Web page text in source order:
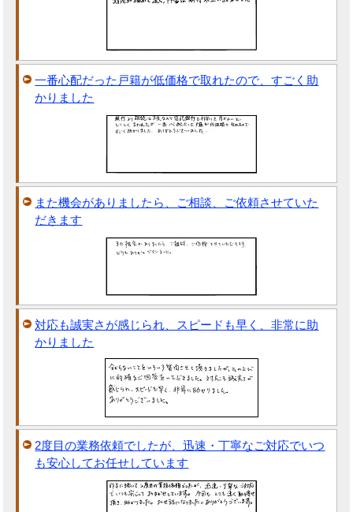
一番心配だった戸籍が低価格で取れたので、すごく助
かりました
また機会がありましたら、ご相談、ご依頼させていた
だきます
対応も誠実さが感じられ、スピードも早く、非常に助
かりました
2度目の業務依頼でしたが、迅速・丁寧なご対応でいつ
も安心してお任せしています